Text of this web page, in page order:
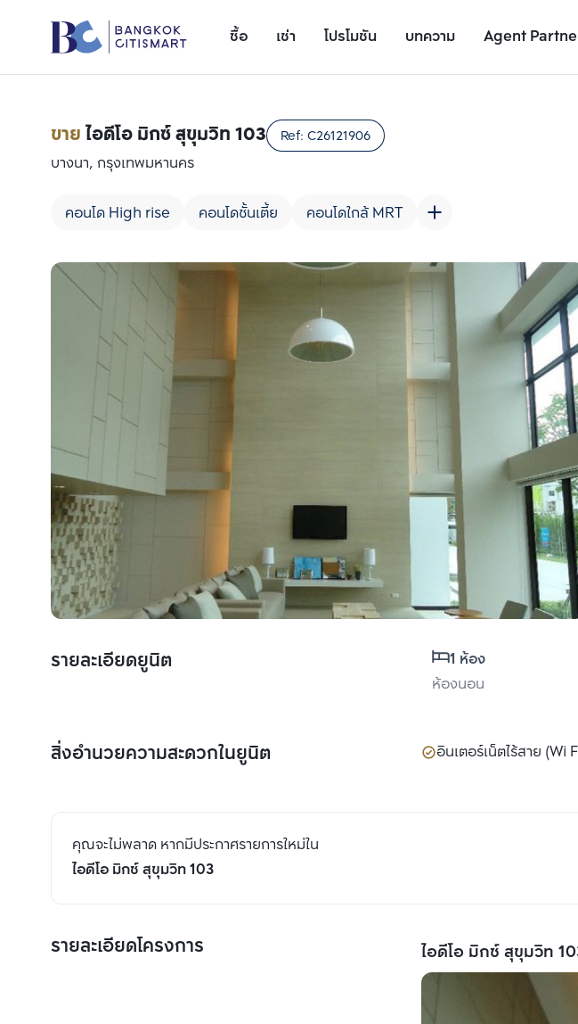
ซื้อ เช่า โปรโมชัน บทความ Agent
รายละเอียดยูนิต
ขายไอดีโอ มิกซ์ สุขุมวิท 103 Ref: C26121906
บางนา, กรุงเทพมหานคร
คอนโด High rise คอนโดชั้นเตี้ย คอนโดใกล้ MRT
รายละเอียดยูนิต
1 ห้อง
ห้องนอน
สิ่งอำนวยความสะดวกในยูนิต อินเตอร์เน็ตไร้สาย (Wi
คุณจะไม่พลาด หากมีประกาศรายการใหม่ใน
ไอดีโอ มิกซ์ สุขุมวิท 103
รายละเอียดโครงการ ไอดีโอ มิกซ์ สุขุมวิท
เพิ่มยูนิตเปรียบเทียบ
เพิ่มยูนิตเปรียบเทียบ
รายการที่ 2